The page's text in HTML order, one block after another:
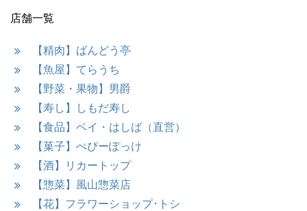
店舗一覧
【精肉】ばんどう亭
【魚屋】てらうち
【野菜・果物】男爵
【寿し】しもだ寿し
【食品】ベイ・はしば（直営）
【菓子】ぺぴーぽっけ
【酒】リカートップ
【惣菜】風山惣菜店
【花】フラワーショップ･トシ